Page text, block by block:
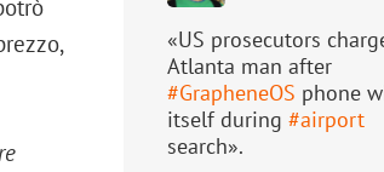
«US prosecutors
Atlanta man after
#GrapheneOS phone
itself during #airport
search».